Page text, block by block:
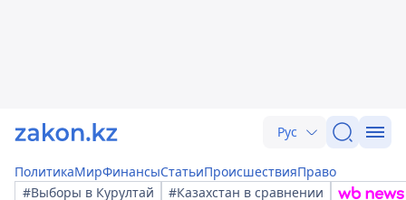
Рус
ПолитикаМирФинансыСтатьиПроисшествияПраво
#Выборы в Курултай
#Казахстан в сравнении